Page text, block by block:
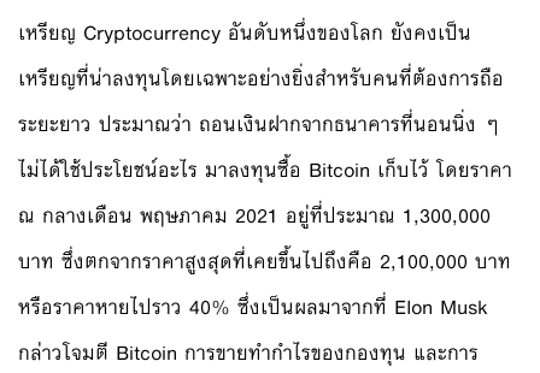
เหรียญ Cryptocurrency อันดับหนึ่งของโลก ยังคงเป็น
เหรียญที่น่าลงทุนโดยเฉพาะอย่างยิ่งสำหรับคนที่ต้องการถือ
ระยะยาว ประมาณว่า ถอนเงินฝากจากธนาคารที่นอนนิ่ง ๆ
ไม่ได้ใช้ประโยชน์อะไร มาลงทุนซื้อ Bitcoin เก็บไว้ โดยราคา
ณ กลางเดือน พฤษภาคม 2021 อยู่ที่ประมาณ 1,300,000
บาท ซึ่งตกจากราคาสูงสุดที่เคยขึ้นไปถึงคือ 2,100,000 บาท
หรือราคาหายไปราว 40% ซึ่งเป็นผลมาจากที่ Elon Musk
กล่าวโจมตี Bitcoin การขายทำกำไรของกองทุน และการ